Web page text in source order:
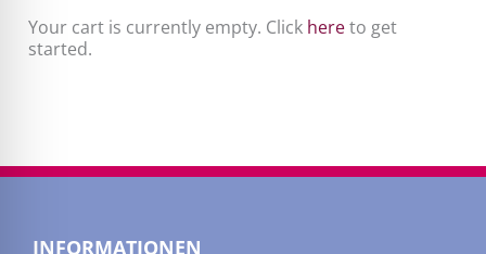
Your cart is currently empty. Click hereto get
started.
INFORMATIONEN